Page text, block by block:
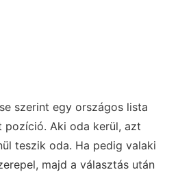
szerint egy országos lista
pozíció. Aki oda kerül, azt
teszik oda. Ha pedig valaki
majd a választás után